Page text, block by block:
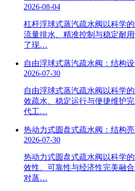
2026-08-04
杠杆浮球式蒸汽疏水阀以科学
流量排水、精准控制与稳定耐
了现…
自由浮球式蒸汽疏水阀：结构
2026-07-30
自由浮球式蒸汽疏水阀以科学
效疏水、稳定运行与便捷维护
代工…
热动力式圆盘式疏水阀：结构
2026-07-30
热动力式圆盘式疏水阀以科学
效性、可靠性与经济性完美融
对蒸…